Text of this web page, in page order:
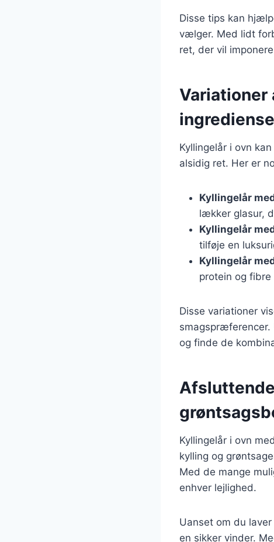
Disse tips kan
vælger. Med lidt
ret, der vil
Variationer
Kyllingelår i ovn
alsidig ret. Her er
Kyllingelår
lækker glasur,
Kyllingelår
tilføje en
Kyllingelår
protein og fibre
Disse variationer
smagspræferencer.
og finde de
Kyllingelår i ovn
kylling og
Med de mange
enhver lejlighed.
Uanset om du
en sikker vinder.